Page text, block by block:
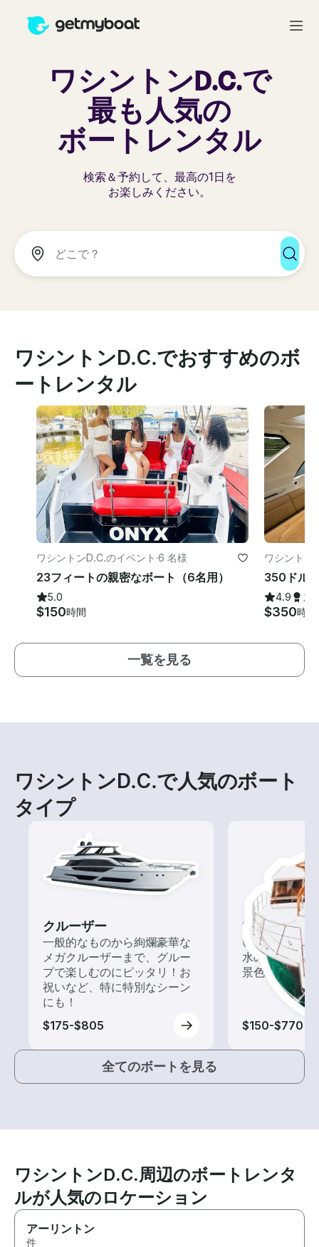
ワシントンD.C.で
最も人気の
ボートレンタル
検索＆予約して、最高の1日を
お楽しみください。
ワシントンD.C.でおすすめのボ
ートレンタル
ワシントンD.C.のイベント ·6 名様
23フィートの親密なボート（6名用）
5.0
$150時間
ワシントン
350ドル/
4.9 ス
$350時間
一覧を見る
ワシントンD.C.で人気のボート
タイプ
クルーザー
一般的なものから絢爛豪華な
メガクルーザーまで、グルー
プで楽しむのにピッタリ！お
祝いなど、特に特別なシーン
にも！
$175-$805
ツアー
いろんな再発
水の上から眺
景色を楽しも
$150-$770
全てのボートを見る
ワシントンD.C.周辺のボートレンタ
ルが人気のロケーション
アーリントン
件